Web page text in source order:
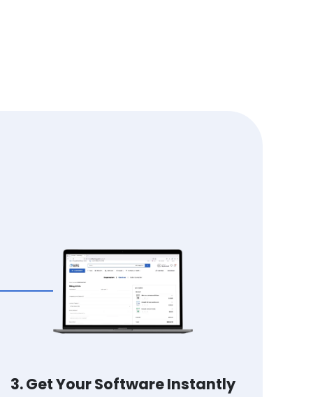
3. Get Your Software Instantly